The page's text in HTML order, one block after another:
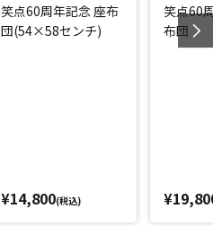
笑点60周年記念 座布
団(54×58センチ)
¥14,800(税込)
笑点60
布団